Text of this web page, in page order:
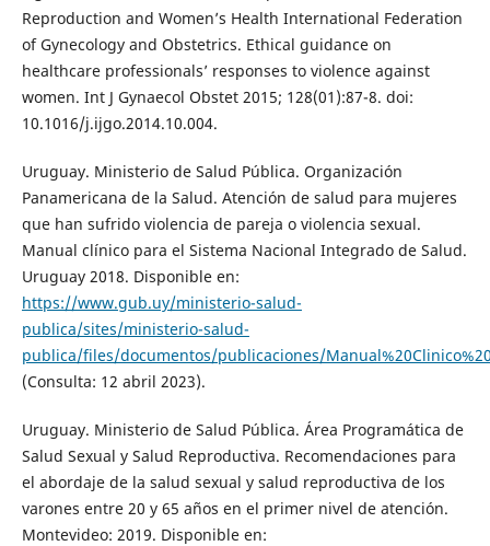
Reproduction and Women’s Health International Federation
of Gynecology and Obstetrics. Ethical guidance on
healthcare professionals’ responses to violence against
women. Int J Gynaecol Obstet 2015; 128(01):87-8. doi:
10.1016/j.ijgo.2014.10.004.
Uruguay. Ministerio de Salud Pública. Organización
Panamericana de la Salud. Atención de salud para mujeres
que han sufrido violencia de pareja o violencia sexual.
Manual clínico para el Sistema Nacional Integrado de Salud.
Uruguay 2018. Disponible en:
https://www.gub.uy/ministerio-salud-
publica/sites/ministerio-salud-
publica/files/documentos/publicaciones/
(Consulta: 12 abril 2023).
Uruguay. Ministerio de Salud Pública. Área Programática de
Salud Sexual y Salud Reproductiva. Recomendaciones para
el abordaje de la salud sexual y salud reproductiva de los
varones entre 20 y 65 años en el primer nivel de atención.
Montevideo: 2019. Disponible en: